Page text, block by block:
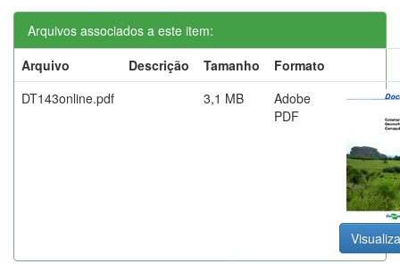
Arquivos associados a este item:
Arquivo
Descrição Tamanho
Formato
DT143online.pdf
3,1 MB
Adobe
PDF